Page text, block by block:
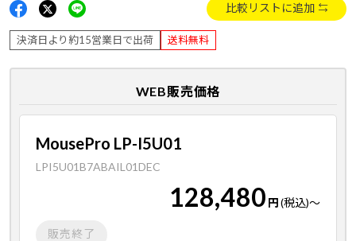
比較リストに追加
決済日より約15営業日で出荷 送料無料
WEB販売価格
MousePro LP-I5U01
LPI5U01B7ABAIL01DEC
128,480 円(税込)～
販売終了